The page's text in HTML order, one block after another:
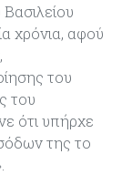
χρόνια, αφού
του
του
ότι υπήρχε
της το